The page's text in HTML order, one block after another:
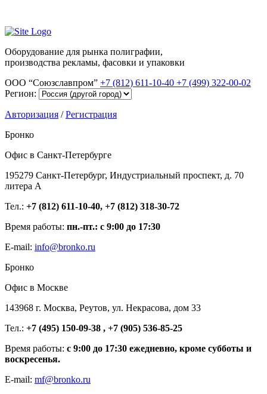
Оборудование для рынка полиграфии,
производства рекламы, фасовки и упаковки
ООО “Союзславпром” +7 (812) 611-10-40 +7 (499) 322-00-02
Регион:
Авторизация /Регистрация
Бронко
Офис в Санкт-Петербурге
195279 Санкт-Петербург, Индустриальный проспект, д. 70
литера А
Тел.: +7 (812) 611-10-40, +7 (812) 318-30-72
Время работы: пн.-пт.: с 9:00 до 17:30
E-mail: info@bronko.ru
Бронко
Офис в Москве
143968 г. Москва, Реутов, ул. Некрасова, дом 33
Тел.: +7 (495) 150-09-38 , +7 (905) 536-85-25
Время работы: с 9:00 до 17:30 ежедневно, кроме субботы и
воскресенья.
E-mail: mf@bronko.ru